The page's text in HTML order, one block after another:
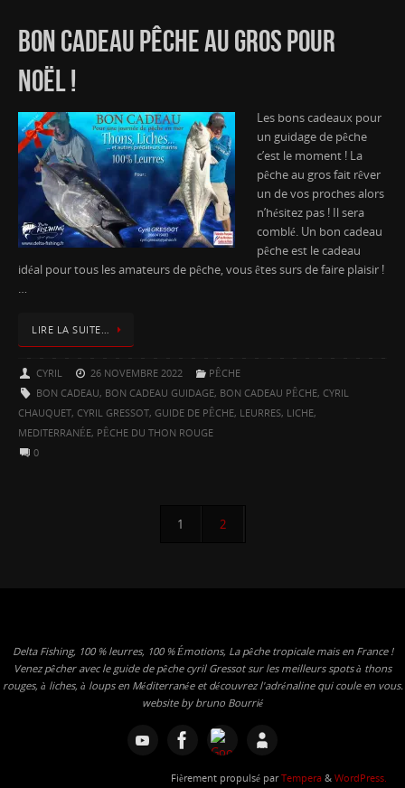
BON CADEAU PÊCHE AU GROS POUR
NOËL !
Les bons cadeaux pour
un guidage de pêche
c’est le moment ! La
pêche au gros fait rêver
un de vos proches alors
n’hésitez pas ! Il sera
comblé. Un bon cadeau
pêche est le cadeau
idéal pour tous les amateurs de pêche, vous êtes surs de faire plaisir !
…
LIRE LA SUITE…
CYRIL 26 NOVEMBRE 2022
PÊCHE
BON CADEAU, BON CADEAU GUIDAGE, BON CADEAU PÊCHE, CYRIL
CHAUQUET, CYRIL GRESSOT, GUIDE DE PÊCHE, LEURRES, LICHE,
MEDITERRANÉE, PÊCHE DU THON ROUGE
0
1 2
Delta Fishing, 100 % leurres, 100 % Émotions, La pêche tropicale mais en France !
Venez pêcher avec le guide de pêche cyril Gressot sur les meilleurs spots à thons
rouges, à liches, à loups en Méditerranée et découvrez l'adrénaline qui coule en vous.
website by bruno Bourrié
Fièrement propulsé parTempera & WordPress.